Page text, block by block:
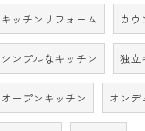
キッチンリフォーム カウ
シンプルなキッチン 独立
オープンキッチン オンデ